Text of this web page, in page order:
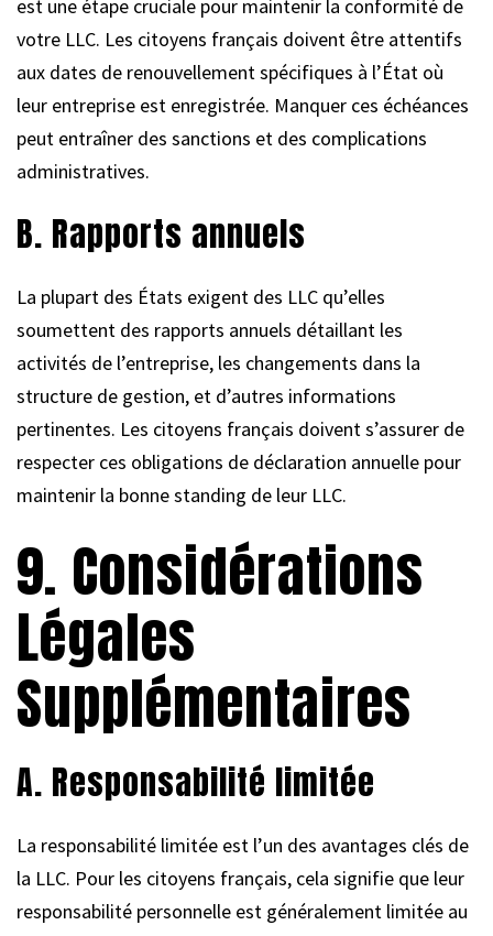
est une étape cruciale pour maintenir la conformité de
votre LLC. Les citoyens français doivent être attentifs
aux dates de renouvellement spécifiques à l’État où
leur entreprise est enregistrée. Manquer ces échéances
peut entraîner des sanctions et des complications
administratives.
B. Rapports annuels
La plupart des États exigent des LLC qu’elles
soumettent des rapports annuels détaillant les
activités de l’entreprise, les changements dans la
structure de gestion, et d’autres informations
pertinentes. Les citoyens français doivent s’assurer de
respecter ces obligations de déclaration annuelle pour
maintenir la bonne standing de leur LLC.
9. Considérations
Légales
Supplémentaires
A. Responsabilité limitée
La responsabilité limitée est l’un des avantages clés de
la LLC. Pour les citoyens français, cela signifie que leur
responsabilité personnelle est généralement limitée au